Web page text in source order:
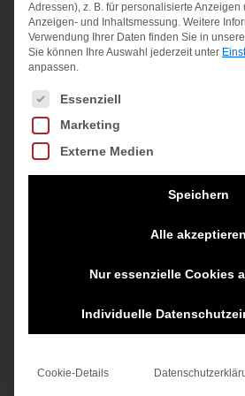
schädliche UVA- und UVB-
Dreilagiges
Mehrlagiger Schaumstoff
sich perfekt deinen
Haftgummis aus Silikon
Silikon an der Innenseite des
für einen sicheren Sitz der
Brillenetui enthalten, das
Adressen), z. B. für personalisierte Anzeigen
Anzeigen- und Inhaltsmessung. Weitere
Verwendung Ihrer Daten finden Sie in
Sie können Ihre Auswahl jederzeit unter
anpassen.
Es folgt eine Liste der Service-
Essenziell
Marketing
Externe Medien
Speichern
Alle akzeptieren
Nur essenzielle Cookies
Individuelle
Cookie-Details